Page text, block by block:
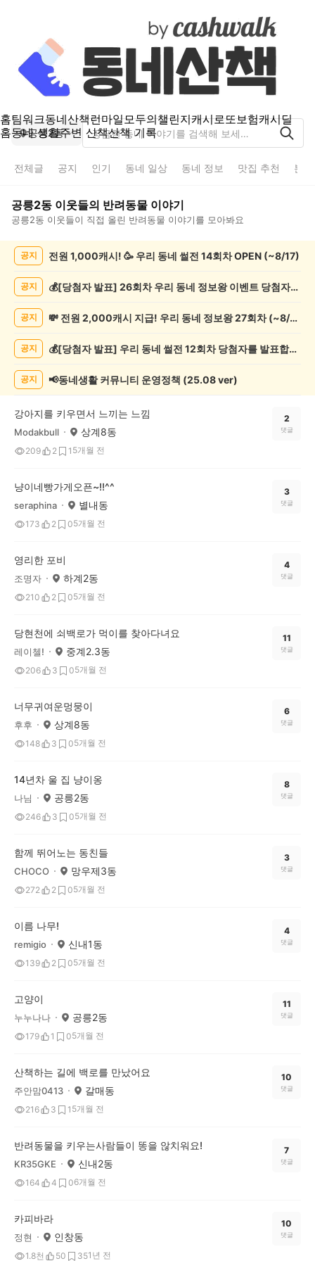
홈팀워크동네산책런마일모두의챌린지캐시로또보험캐시딜
홈동네 생활주변 산책산책 기록
공릉2동
전체글 공지 인기 동네 일상 동네 정보 맛집 추천 분
공릉2동 이웃들의 반려동물 이야기
공릉2동 이웃들이 직접 올린 반려동물 이야기를 모아봐요
목
공지 전원 1,000캐시! 🥳 우리 동네 썰전 14회차 OPEN (~8/17)
공지 💰[당첨자 발표] 26회차 우리 동네 정보왕 이벤트 당첨자를 발표합니다!
공지 💸 전원 2,000캐시 지급! 우리 동네 정보왕 27회차 (~8/10)
공지 💰[당첨자 발표] 우리 동네 썰전 12회차 당첨자를 발표합니다!
공지 📢동네생활 커뮤니티 운영정책 (25.08 ver)
강아지를 키우면서 느끼는 느낌
Modakbull 상계8동
209 2 1 5개월 전
2
댓글
냥이네빵가게오픈~!!^^
seraphina 별내동
173 2 05개월 전
3
댓글
영리한 포비
조명자 하계2동
210 2 05개월 전
4
댓글
당현천에 쇠백로가 먹이를 찾아다녀요
레이첼! 중계2.3동
206 3 05개월 전
11
댓글
너무귀여운멍뭉이
후후 상계8동
148 3 05개월 전
6
댓글
14년차 울 집 냥이옹
나님 공릉2동
246 3 05개월 전
8
댓글
함께 뛰어노는 동친들
CHOCO 망우제3동
272 2 05개월 전
3
댓글
이름 나무!
remigio 신내1동
139 2 05개월 전
4
댓글
고양이
누누나나 공릉2동
179 1 05개월 전
11
댓글
산책하는 길에 백로를 만났어요
주안맘0413 갈매동
216 3 1 5개월 전
10
댓글
반려동물을 키우는사람들이 똥을 않치워요!
KR35GKE 신내2동
164 4 06개월 전
7
댓글
카피바라
정현 인창동
1.8천 50 351년 전
10
댓글